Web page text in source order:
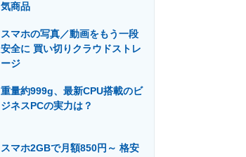
建設×テクノロジーの最前線
気商品
スマホの写真／動画をもう一段
安全に 買い切りクラウドストレ
ージ
重量約999g、最新CPU搭載のビ
ジネスPCの実力は？
スマホ2GBで月額850円～ 格安